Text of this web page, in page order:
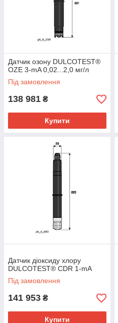
Датчик озону DULCOTEST®
OZE 3-mA 0,02...2,0 мг/л
Під замовлення
138 981 ₴
Купити
Датчик діоксиду хлору
DULCOTEST® CDR 1-mA
Під замовлення
141 953 ₴
Купити